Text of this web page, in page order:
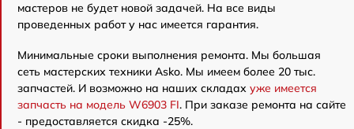
мастеров не будет новой задачей. На все виды
проведенных работ у нас имеется гарантия.
Минимальные сроки выполнения ремонта. Мы большая
сеть мастерских техники Asko. Мы имеем более 20 тыс.
запчастей. И возможно на наших складах уже имеется
запчасть на модель W6903 FI. При заказе ремонта на сайте
- предоставляется скидка -25%.